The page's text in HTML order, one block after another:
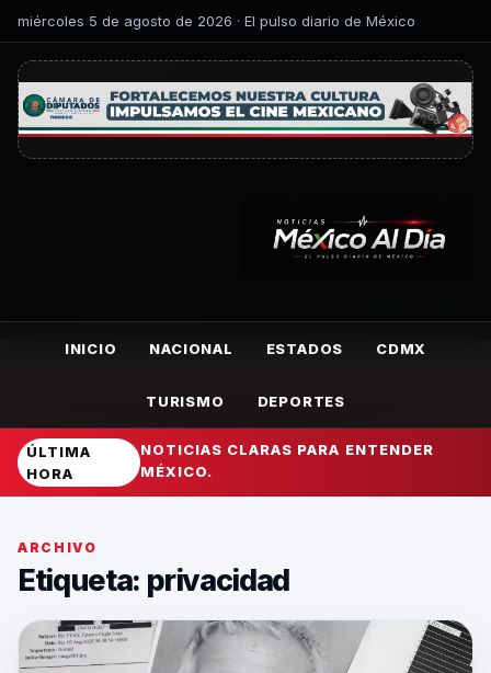
miércoles 5 de agosto de 2026 · El pulso diario de México
INICIO NACIONAL ESTADOS CDMX
TURISMO DEPORTES
ÚLTIMA
HORA
NOTICIAS CLARAS PARA ENTENDER
MÉXICO.
ARCHIVO
Etiqueta: privacidad